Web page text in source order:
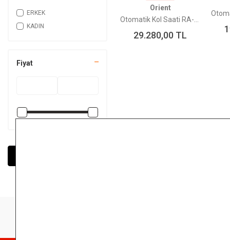
ERKEK
KADIN
Fiyat
Orient
29.280,00 TL